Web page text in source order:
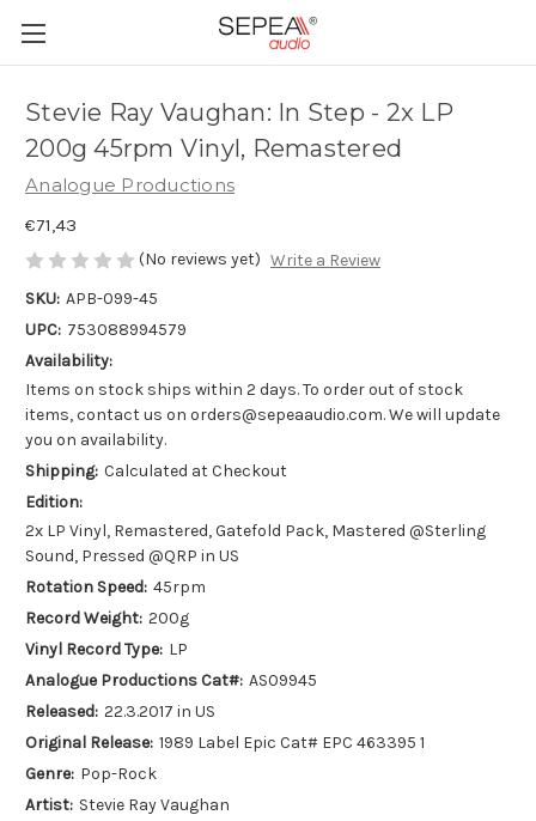
Stevie Ray Vaughan: In Step - 2x LP
200g 45rpm Vinyl, Remastered
Analogue Productions
€71,43
(No reviews yet) Write a Review
SKU: APB-099-45
UPC: 753088994579
Availability:
Items on stock ships within 2 days. To order out of stock
items, contact us on orders@sepeaaudio.com. We will update
you on availability.
Shipping: Calculated at Checkout
Edition:
2x LP Vinyl, Remastered, Gatefold Pack, Mastered @Sterling
Sound, Pressed @QRP in US
Rotation Speed: 45rpm
Record Weight: 200g
Vinyl Record Type: LP
Analogue Productions Cat#: AS09945
Released: 22.3.2017 in US
Original Release: 1989 Label Epic Cat# EPC 463395 1
Genre: Pop-Rock
Artist: Stevie Ray Vaughan